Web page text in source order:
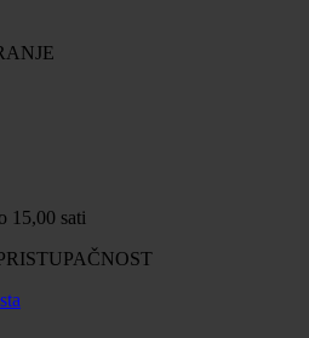
15,00 sati